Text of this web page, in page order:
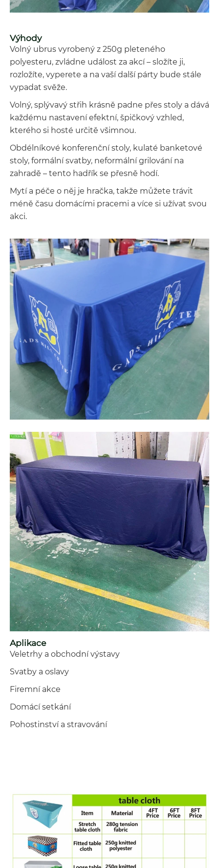
Výhody
Volný ubrus vyrobený z 250g pleteného
polyesteru, zvládne událost za akcí – složíte ji,
rozložíte, vyperete a na vaší další párty bude stále
vypadat svěže.
Volný, splývavý střih krásně padne přes stoly a dává
každému nastavení efektní, špičkový vzhled,
kterého si hosté určitě všimnou.
Obdélníkové konferenční stoly, kulaté banketové
stoly, formální svatby, neformální grilování na
zahradě – tento hadřík se přesně hodí.
Mytí a péče o něj je hračka, takže můžete trávit
méně času domácími pracemi a více si užívat svou
akci.
Aplikace
Veletrhy a obchodní výstavy
Svatby a oslavy
Firemní akce
Domácí setkání
Pohostinství a stravování